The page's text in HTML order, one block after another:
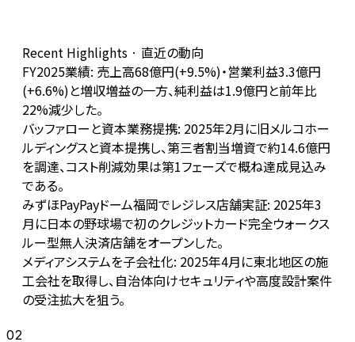
Recent Highlights · 直近の動向
FY2025業績: 売上高68億円(+9.5%)・営業利益3.3億円
(+6.6%)と増収増益の一方、純利益は1.9億円と前年比
22%減少した。
バッファローと資本業務提携: 2025年2月に旧メルコホー
ルディングスと資本提携し、第三者割当増資で約14.6億円
を調達、コスト削減効果は第1フェーズで概ね達成見込み
である。
みずほPayPayドーム福岡でレジレス店舗実証: 2025年3
月に日本の野球場で初のクレジットカード完全ウォークス
ルー型無人決済店舗をオープンした。
メディアシステムを子会社化: 2025年4月に東北地区の施
工会社を取得し、自治体向けセキュリティや高度設計案件
の受注拡大を狙う。
02